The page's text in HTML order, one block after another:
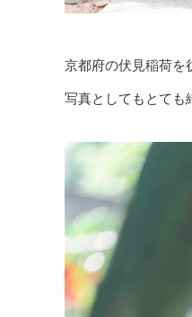
京都府の伏見稲荷を
写真としてもとても